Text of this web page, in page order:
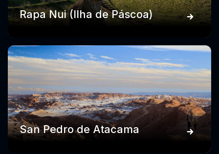
Rapa Nui (Ilha de Páscoa)
San Pedro de Atacama